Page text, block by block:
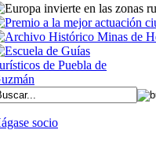
socio